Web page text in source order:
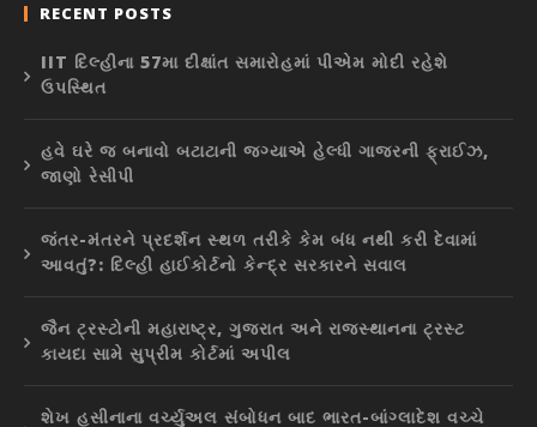
RECENT POSTS
IIT દિલ્હીના 57મા દીક્ષાંત સમારોહમાં પીએમ મોદી રહેશે
ઉપસ્થિત
હવે ઘરે જ બનાવો બટાટાની જગ્યાએ હેલ્ધી ગાજરની ફ્રાઈઝ,
જાણો રેસીપી
જંતર-મંતરને પ્રદર્શન સ્થળ તરીકે કેમ બંધ નથી કરી દેવામાં
આવતું?: દિલ્હી હાઈકોર્ટનો કેન્દ્ર સરકારને સવાલ
જૈન ટ્રસ્ટોની મહારાષ્ટ્ર, ગુજરાત અને રાજસ્થાનના ટ્રસ્ટ
કાયદા સામે સુપ્રીમ કોર્ટમાં અપીલ
શેખ હસીનાના વર્ચ્યુઅલ સંબોધન બાદ ભારત-બાંગ્લાદેશ વચ્ચે